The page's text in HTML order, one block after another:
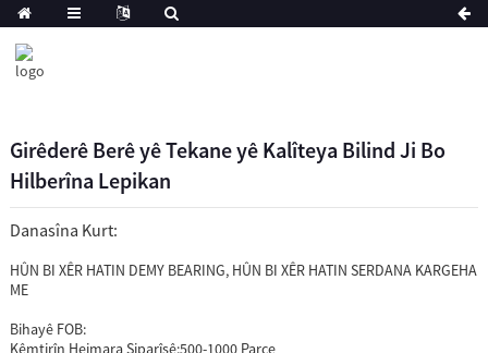
Girêderê Berê yê Tekane yê Kalîteya Bilind Ji Bo
Hilberîna Lepikan
Danasîna Kurt:
HÛN BI XÊR HATIN DEMY BEARING, HÛN BI XÊR HATIN SERDANA KARGEHA
ME
Bihayê FOB:
Kêmtirîn Hejmara Siparîşê:500-1000 Parçe